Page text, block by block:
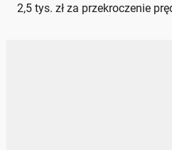
2,5 tys. zł za przekroczenie